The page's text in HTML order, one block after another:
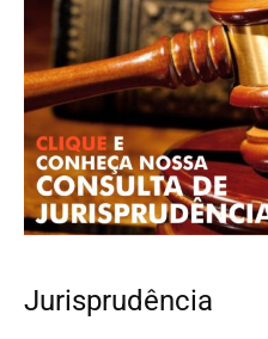
Jurisprudência